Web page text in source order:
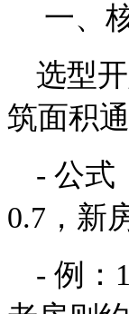
一、
选型
筑面积
- 公式
0.7，新
- 例：